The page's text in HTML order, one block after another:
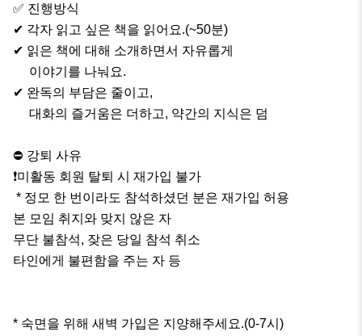
✅️ 진행방식
✔ 각자 읽고 싶은 책을 읽어요.(~50분)
✔ 읽은 책에 대해 소개하면서 자유롭게
✔ 완독의 부담은 줄이고,
⛔️ 강퇴 사유
❗️미활동 회원 탈퇴 시 재가입 불가
본 모임 취지와 맞지 않은 자
무단 불참석, 잦은 당일 참석 취소
타인에게 불편함을 주는 자 등
* 숙면을 위해 새벽 가입은 지양해주세요.(0-7시)